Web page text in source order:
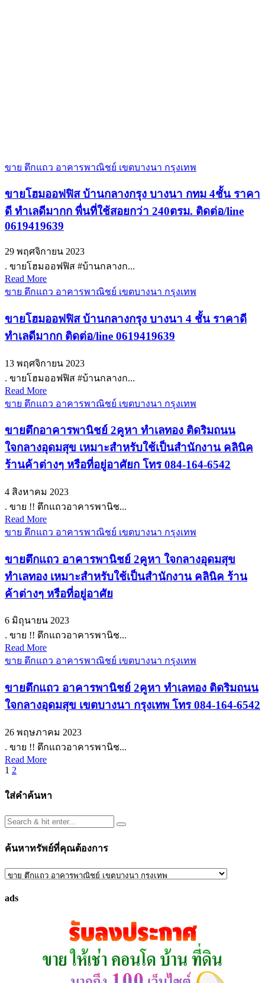
ขาย ตึกแถว อาคารพาณิชย์ เขตบางนา กรุงเทพ
ขายโฮมออฟฟิส บ้านกลางกรุง บางนา กทม 4ชั้น ราคา
ดี ทำเลดีมากก พื่นที่ใช้สอยกว่า 240ตรม. ติดต่อ/line
0619419639
29 พฤศจิกายน 2023
. ขายโฮมออฟฟิส #บ้านกลางก...
Read More
ขาย ตึกแถว อาคารพาณิชย์ เขตบางนา กรุงเทพ
ขายโฮมออฟฟิส บ้านกลางกรุง บางนา 4 ชั้น ราคาดี
ทำเลดีมากก ติดต่อ/line 0619419639
13 พฤศจิกายน 2023
. ขายโฮมออฟฟิส #บ้านกลางก...
Read More
ขาย ตึกแถว อาคารพาณิชย์ เขตบางนา กรุงเทพ
ขายตึกอาคารพานิชย์ 2คูหา ทำเลทอง ติดริมถนน
ใจกลางอุดมสุข เหมาะสำหรับใช้เป็นสำนักงาน คลินิค
ร้านค้าต่างๆ หรือที่อยู่อาศัยก โทร 084-164-6542
4 สิงหาคม 2023
. ขาย !! ตึกแถวอาคารพานิช...
Read More
ขาย ตึกแถว อาคารพาณิชย์ เขตบางนา กรุงเทพ
ขายตึกแถว อาคารพานิชย์ 2คูหา ใจกลางอุดมสุข
ทำเลทอง เหมาะสำหรับใช้เป็นสำนักงาน คลินิค ร้าน
ค้าต่างๆ หรือที่อยู่อาศัย
6 มิถุนายน 2023
. ขาย !! ตึกแถวอาคารพานิช...
Read More
ขาย ตึกแถว อาคารพาณิชย์ เขตบางนา กรุงเทพ
ขายตึกแถว อาคารพานิชย์ 2คูหา ทำเลทอง ติดริมถนน
ใจกลางอุดมสุข เขตบางนา กรุงเทพ โทร 084-164-6542
26 พฤษภาคม 2023
. ขาย !! ตึกแถวอาคารพานิช...
Read More
Posts
pagination
1 2
ใส่คำค้นหา
ค้นหาทรัพย์ที่คุณต้องการ
ค้นหา
ที่
ads